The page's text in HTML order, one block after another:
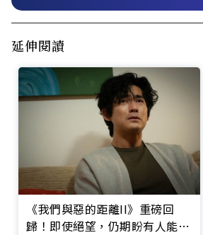
延伸閱讀
《我們與惡的距離II》重磅回
歸！即使絕望，仍期盼有人能在